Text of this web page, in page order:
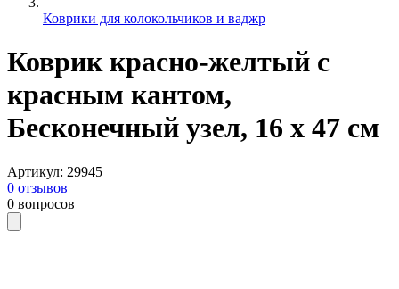
Коврики для колокольчиков и ваджр
Коврик красно-желтый с
красным кантом,
Бесконечный узел, 16 х 47 см
Артикул: 29945
0 отзывов
0 вопросов